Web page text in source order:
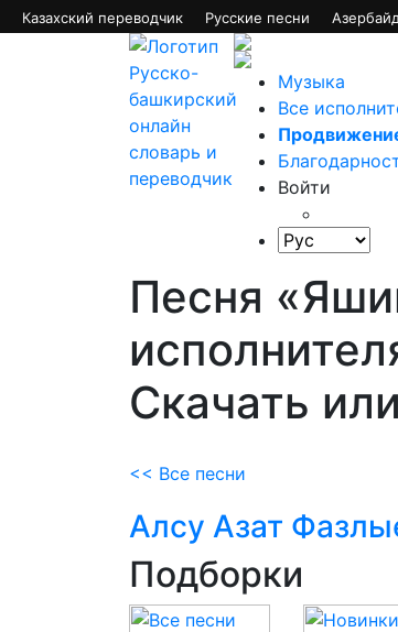
Казахский переводчик Русские песни
Музыка
Все
Войти
Песня
Скачать
<< Все песни
Алсу Азат
Подборки